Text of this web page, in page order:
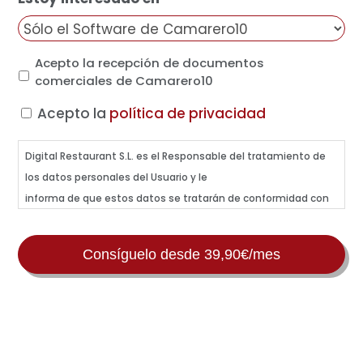
i
d
s
*
*
l
*
c
p
o
Acepto la recepción de documentos
comerciales de Camarero10
Acepto la política de privacidad
Digital Restaurant S.L. es el Responsable del tratamiento de
los datos personales del Usuario y le
informa de que estos datos se tratarán de conformidad con
2016/679, de 27 de abril (GDPR), y la Ley Orgánica 3/2018, de 5
de diciembre (LOPDGDD), por lo que